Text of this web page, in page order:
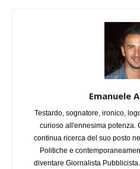
Emanuele
Testardo, sognatore, ironico,
curioso all'ennesima potenza.
continua ricerca del suo posto
Politiche e
diventare Giornalista